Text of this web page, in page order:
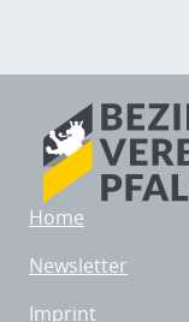
Home
Newsletter
Imprint